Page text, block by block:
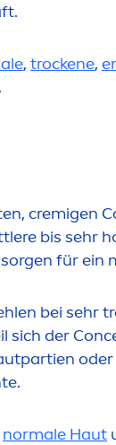
, trockene,
.
cremigen
bis sehr
für ein
bei sehr t
sich der
oder
normale Haut